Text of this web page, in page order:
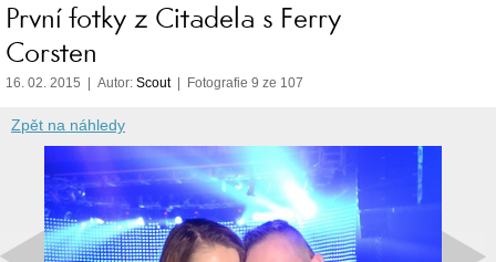
První fotky z Citadela s Ferry
Corsten
16. 02. 2015 | Autor: Scout| Fotografie 9 ze 107
Zpět na náhledy